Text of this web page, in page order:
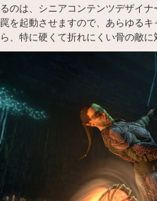
るのは、シニアコンテンツデザイ
罠を起動させますので、あらゆる
ら、特に硬くて折れにくい骨の敵